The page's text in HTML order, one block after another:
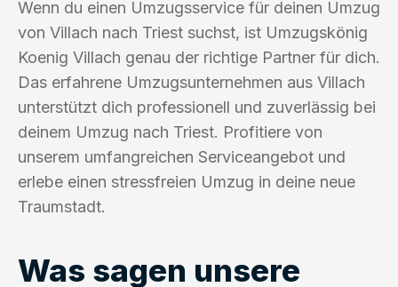
Wenn du einen Umzugsservice für deinen Umzug
von Villach nach Triest suchst, ist Umzugskönig
Koenig Villach genau der richtige Partner für dich.
Das erfahrene Umzugsunternehmen aus Villach
unterstützt dich professionell und zuverlässig bei
deinem Umzug nach Triest. Profitiere von
unserem umfangreichen Serviceangebot und
erlebe einen stressfreien Umzug in deine neue
Traumstadt.
Was sagen unsere